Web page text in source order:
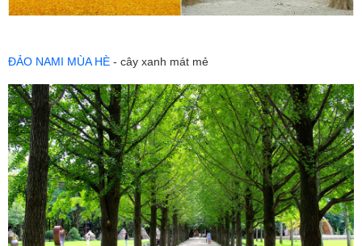
ĐẢO NAMI MÙA HÈ - cây xanh mát mẻ